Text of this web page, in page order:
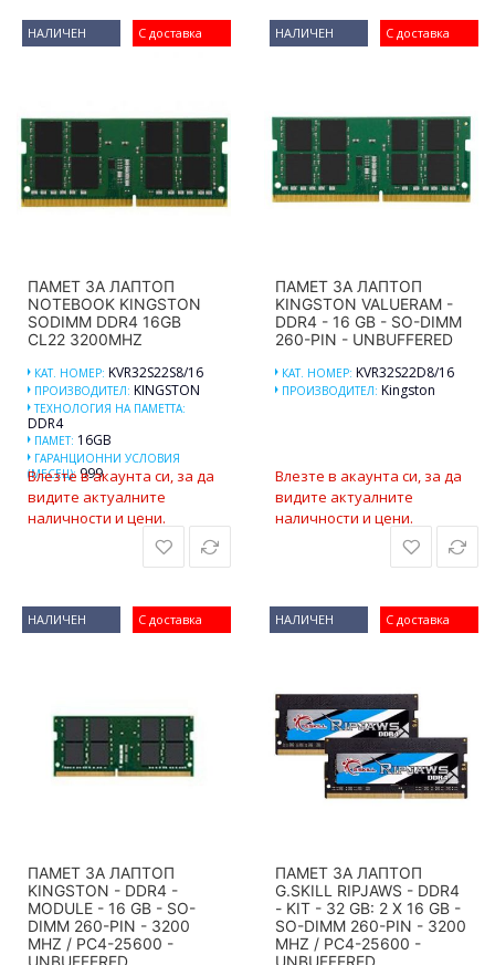
С доставка
НАЛИЧЕН
ПАМЕТ ЗА ЛАПТОП
NOTEBOOK KINGSTON
SODIMM DDR4 16GB
CL22 3200MHZ
КАТ. НОМЕР: KVR32S22S8/16
ПРОИЗВОДИТЕЛ: KINGSTON
ТЕХНОЛОГИЯ НА ПАМЕТТА:
DDR4
ПАМЕТ: 16GB
ГАРАНЦИОННИ УСЛОВИЯ
(МЕСЕЦ): 999
Влезте в акаунта си, за да
видите актуалните
наличности и цени.
С доставка
НАЛИЧЕН
ПАМЕТ ЗА ЛАПТОП
KINGSTON VALUERAM -
DDR4 - 16 GB - SO-DIMM
260-PIN - UNBUFFERED
КАТ. НОМЕР: KVR32S22D8/16
ПРОИЗВОДИТЕЛ: Kingston
Влезте в акаунта си, за да
видите актуалните
наличности и цени.
С доставка
НАЛИЧЕН
ПАМЕТ ЗА ЛАПТОП
KINGSTON - DDR4 -
MODULE - 16 GB - SO-
DIMM 260-PIN - 3200
MHZ / PC4-25600 -
UNBUFFERED
С доставка
НАЛИЧЕН
ПАМЕТ ЗА ЛАПТОП
G.SKILL RIPJAWS - DDR4
- KIT - 32 GB: 2 X 16 GB -
SO-DIMM 260-PIN - 3200
MHZ / PC4-25600 -
UNBUFFERED